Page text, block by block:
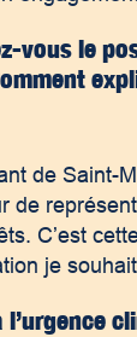
vous le
de Saint-
de
C’est
je